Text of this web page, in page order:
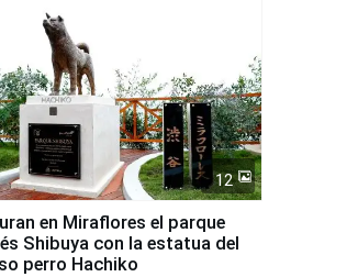
12
en Miraflores el parque
Shibuya con la estatua del
perro Hachiko